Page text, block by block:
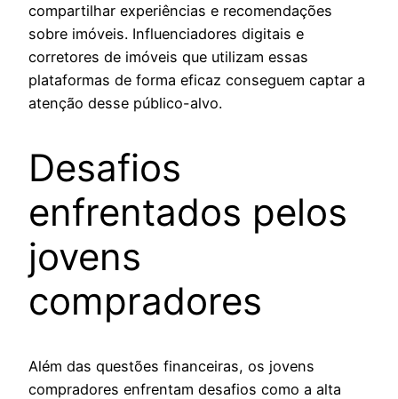
compartilhar experiências e recomendações
sobre imóveis. Influenciadores digitais e
corretores de imóveis que utilizam essas
plataformas de forma eficaz conseguem captar a
atenção desse público-alvo.
Desafios
enfrentados pelos
jovens
compradores
Além das questões financeiras, os jovens
compradores enfrentam desafios como a alta